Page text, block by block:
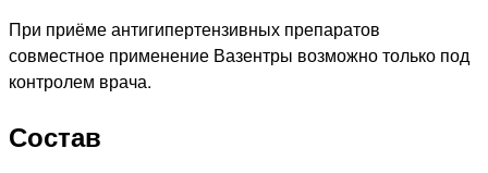
При приёме антигипертензивных препаратов
совместное применение Вазентры возможно только под
контролем врача.
Состав